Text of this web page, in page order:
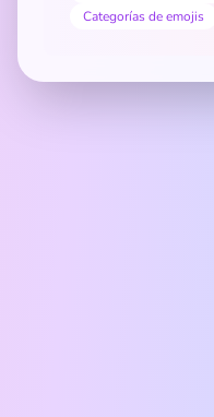
Categorías de emojis